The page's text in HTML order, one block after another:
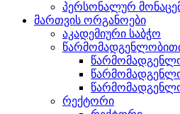
პერსონალურ
მართვის ორგანოები
აკადემიური საბჭო
რექტორი